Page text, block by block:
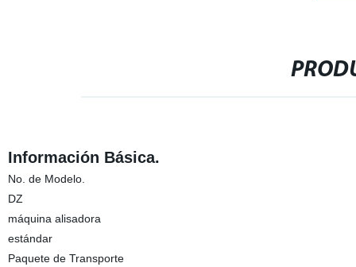
Información Básica.
No. de Modelo.
DZ
máquina alisadora
estándar
Paquete de Transporte